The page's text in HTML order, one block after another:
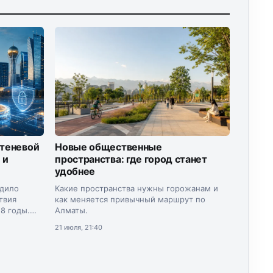
годы.
Новые общественные
пространства: где город станет
удобнее
Какие пространства нужны горожанам и
как меняется привычный маршрут по
Алматы.
21 июля, 21:40